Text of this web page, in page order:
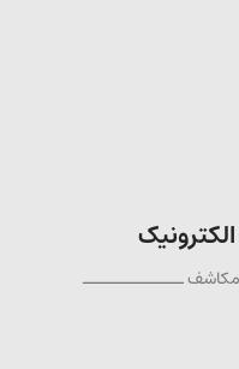
ــــــــــــــ